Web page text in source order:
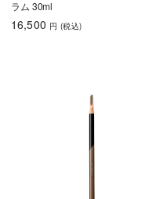
ラム 30ml
16,500 円 (税込)